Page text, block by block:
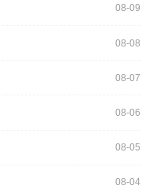
08-09
08-08
08-07
08-06
08-05
08-04